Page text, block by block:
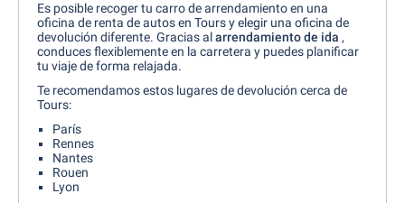
Es posible recoger tu carro de arrendamiento en una
oficina de renta de autos en Tours y elegir una oficina de
devolución diferente. Gracias alarrendamiento de ida ,
conduces flexiblemente en la carretera y puedes planificar
tu viaje de forma relajada.
Te recomendamos estos lugares de devolución cerca de
Tours:
París
Rennes
Nantes
Rouen
Lyon